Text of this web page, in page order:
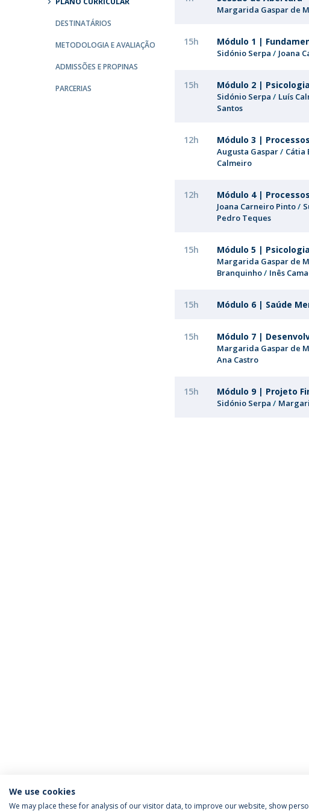
Católica Research Centre for Psychological, Family and
Social Wellbeing
DESTINATÁRIOS
METODOLOGIA E AVALIAÇÃO
ADMISSÕES E PROPINAS
PARCERIAS
Margarida Gaspar de
15h Módulo 1 |
Sidónio Serpa Joana
15h Módulo 2 |
Sidónio Serpa Luís
Santos
12h Módulo 3 |
Augusta Gaspar Cátia
Calmeiro
12h Módulo 4 |
Joana Carneiro Pinto
Pedro Teques
15h Módulo 5 |
Margarida Gaspar de
Branquinho
Inês
15h Módulo 6 | Saúde
15h Módulo 7 |
Margarida Gaspar de
Ana Castro
15h Módulo 9 | Projeto
Sidónio Serpa
We use cookies
We may place these for analysis of our visitor data, to improve our website, show